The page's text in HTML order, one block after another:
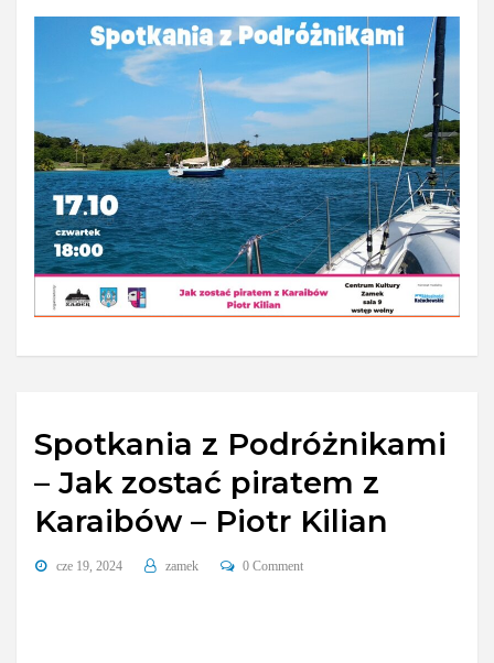
Spotkania z Podróżnikami
– Jak zostać piratem z
Karaibów – Piotr Kilian
cze 19, 2024 zamek 0 Comment